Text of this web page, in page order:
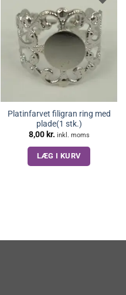
Platinfarvet filigran ring med
plade(1 stk.)
8,00 kr. inkl. moms
LÆG I KURV